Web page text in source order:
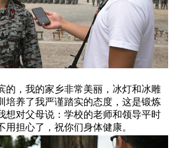
的，我的家乡非常美丽，冰灯和冰雕
培养了我严谨踏实的态度，这是锻炼
想对父母说：学校的老师和领导平时
用担心了，祝你们身体健康。